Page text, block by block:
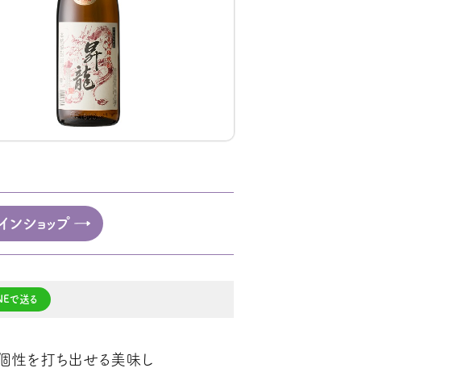
ンショップ
で送る
性を打ち出せる美味し